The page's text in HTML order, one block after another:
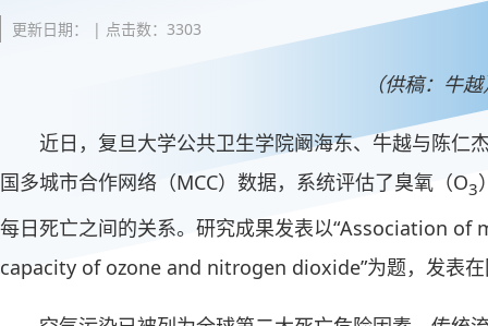
更新日期： | 点击数：3303
（供稿：牛
近日，复旦大学公共卫生学院阚海东、牛越与陈仁
国多城市合作网络（MCC）数据，系统评估了臭氧（O3
每日死亡之间的关系。研究成果发表以“Association
capacity of ozone and nitrogen dioxide”为题，发表